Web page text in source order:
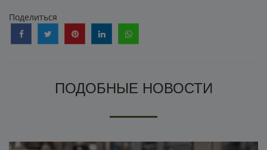
Поделиться
ПОДОБНЫЕ НОВОСТИ